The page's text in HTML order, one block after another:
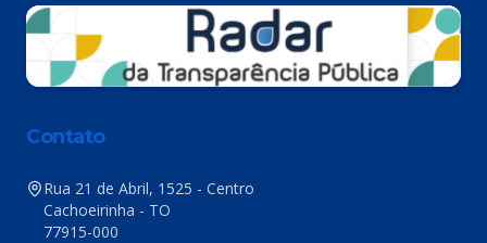
Contato
Rua 21 de Abril, 1525 - Centro
Cachoeirinha - TO
77915-000